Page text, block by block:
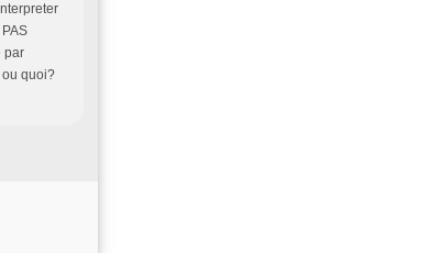
par
ou quoi?